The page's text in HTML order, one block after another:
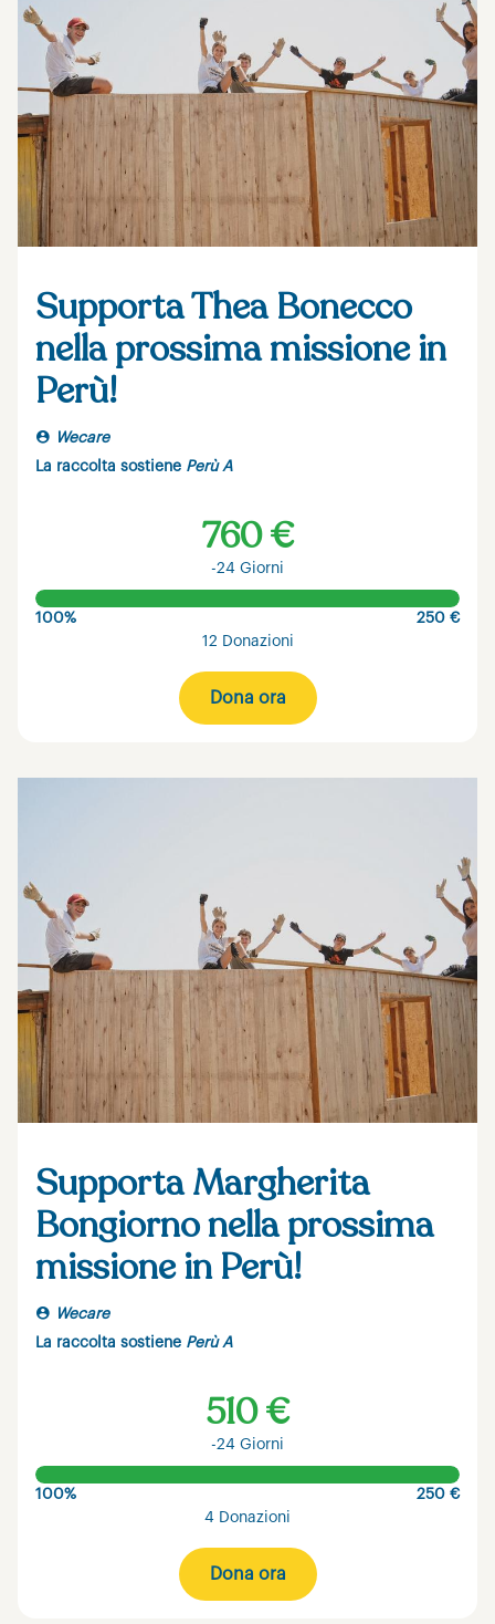
Supporta Thea Bonecco
nella prossima missione in
Perù!
Wecare
La raccolta sostiene Perù A
760 €
-24 Giorni
100%
250 €
12 Donazioni
Dona ora
Supporta Margherita
Bongiorno nella prossima
missione in Perù!
Wecare
La raccolta sostiene Perù A
510 €
-24 Giorni
100%
250 €
4 Donazioni
Dona ora